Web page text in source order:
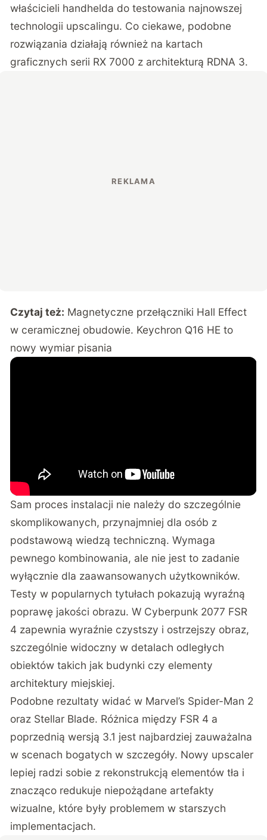
właścicieli handhelda do testowania najnowszej
technologii upscalingu. Co ciekawe, podobne
rozwiązania działają również na kartach
graficznych serii RX 7000 z architekturą RDNA 3.
Czytaj też: Magnetyczne przełączniki Hall Effect
w ceramicznej obudowie. Keychron Q16 HE to
nowy wymiar pisania
Sam proces instalacji nie należy do szczególnie
skomplikowanych, przynajmniej dla osób z
podstawową wiedzą techniczną. Wymaga
pewnego kombinowania, ale nie jest to zadanie
wyłącznie dla zaawansowanych użytkowników.
Testy w popularnych tytułach pokazują wyraźną
poprawę jakości obrazu. W Cyberpunk 2077 FSR
4 zapewnia wyraźnie czystszy i ostrzejszy obraz,
szczególnie widoczny w detalach odległych
obiektów takich jak budynki czy elementy
architektury miejskiej.
Podobne rezultaty widać w Marvel’s Spider-Man 2
oraz Stellar Blade. Różnica między FSR 4 a
poprzednią wersją 3.1 jest najbardziej zauważalna
w scenach bogatych w szczegóły. Nowy upscaler
lepiej radzi sobie z rekonstrukcją elementów tła i
znacząco redukuje niepożądane artefakty
wizualne, które były problemem w starszych
implementacjach.